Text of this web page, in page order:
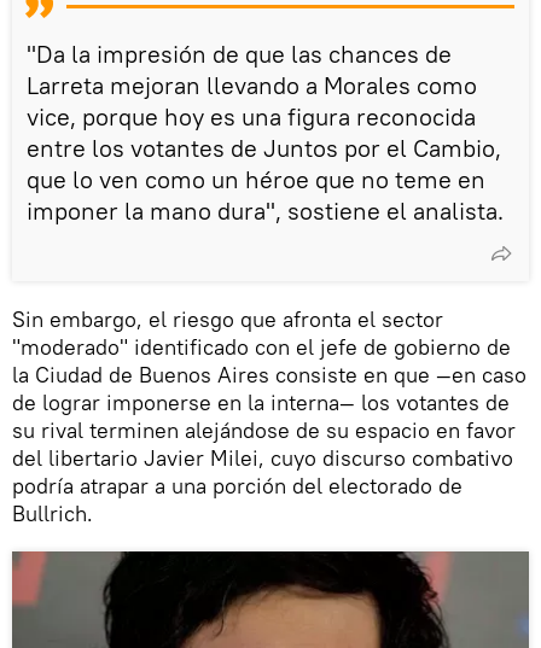
"Da la impresión de que las chances de
Larreta mejoran llevando a Morales como
vice, porque hoy es una figura reconocida
entre los votantes de Juntos por el Cambio,
que lo ven como un héroe que no teme en
imponer la mano dura", sostiene el analista.
Sin embargo, el riesgo que afronta el sector
"moderado" identificado con el jefe de gobierno de
la Ciudad de Buenos Aires consiste en que —en caso
de lograr imponerse en la interna— los votantes de
su rival terminen alejándose de su espacio en favor
del libertario Javier Milei, cuyo discurso combativo
podría atrapar a una porción del electorado de
Bullrich.